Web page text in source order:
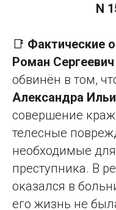
N
📑 Фактические
Роман
обвинён в том,
Александра
совершение
телесные
необходимые
преступника. В
оказался в
его жизнь не